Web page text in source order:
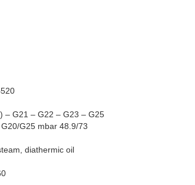
– G21 – G22 – G23 – G25
G25 mbar 48.9/73
diathermic oil